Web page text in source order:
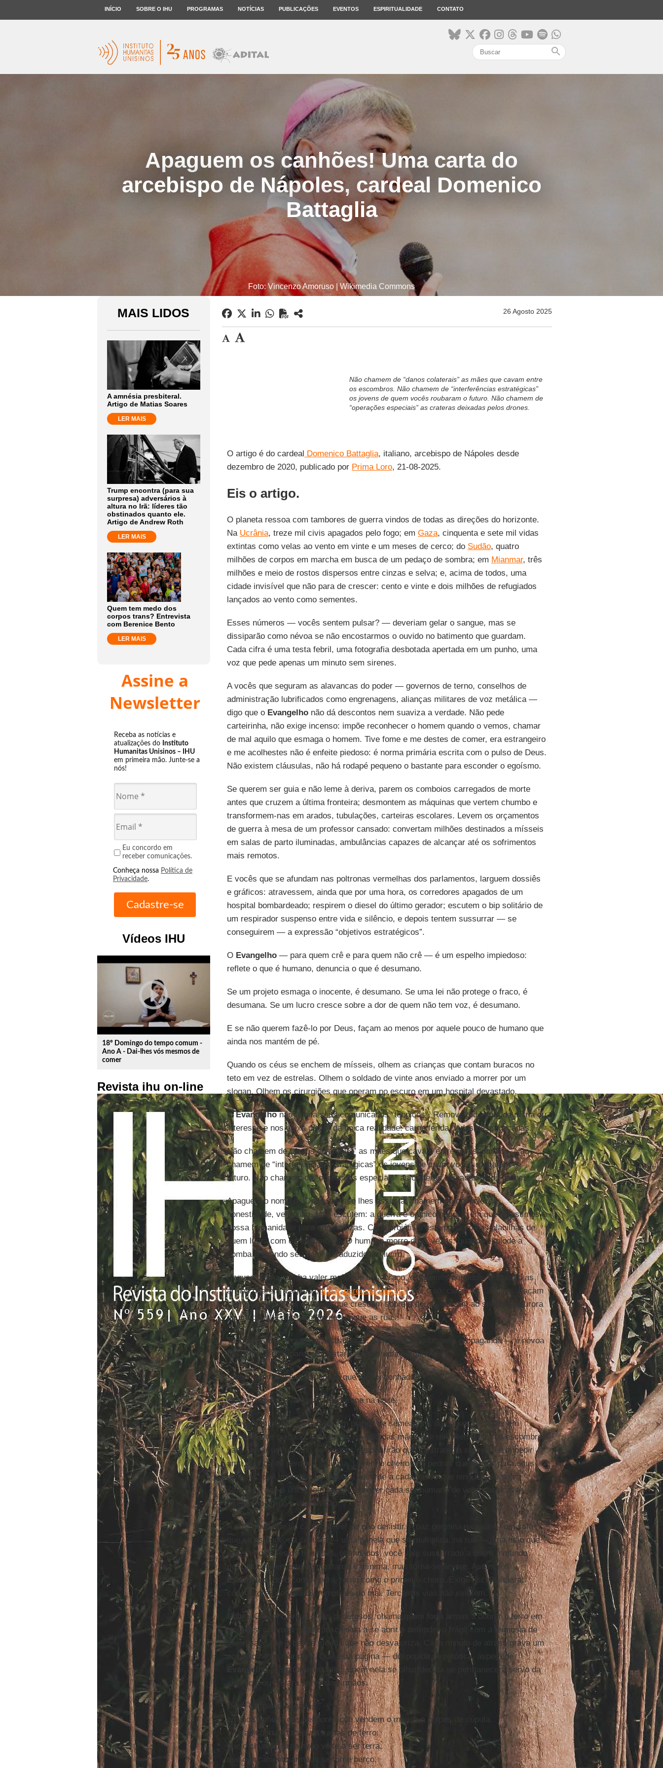
INÍCIO SOBRE O IHU PROGRAMAS NOTÍCIAS PUBLICAÇÕES EVENTOS ESPIRITUALIDADE CONTATO
search
Apaguem os canhões! Uma carta do
arcebispo de Nápoles, cardeal Domenico
Battaglia
Foto: Vincenzo Amoruso | Wikimedia Commons
MAIS LIDOS
A amnésia presbiteral.
Artigo de Matias Soares
LER MAIS
Trump encontra (para sua
surpresa) adversários à
altura no Irã: líderes tão
obstinados quanto ele.
Artigo de Andrew Roth
LER MAIS
Quem tem medo dos
corpos trans? Entrevista
com Berenice Bento
LER MAIS
Assine a
Newsletter
Receba as notícias e
atualizações do Instituto
Humanitas Unisinos – IHU
em primeira mão. Junte-se a
nós!
Eu concordo em
receber comunicações.
Conheça nossa Política de
Privacidade.
Vídeos IHU
play_circle_outline
18º Domingo do tempo comum -
Ano A - Dai-lhes vós mesmos de
comer
Revista ihu on-line
26 Agosto 2025
Não chamem de “danos colaterais” as mães que cavam entre
os escombros. Não chamem de “interferências estratégicas”
os jovens de quem vocês roubaram o futuro. Não chamem de
“operações especiais” as crateras deixadas pelos drones.
O artigo é do cardeal Domenico Battaglia, italiano, arcebispo de Nápoles desde
dezembro de 2020, publicado por Prima Loro, 21-08-2025.
Eis o artigo.
O planeta ressoa com tambores de guerra vindos de todas as direções do horizonte.
Na Ucrânia, treze mil civis apagados pelo fogo; em Gaza, cinquenta e sete mil vidas
extintas como velas ao vento em vinte e um meses de cerco; do Sudão, quatro
milhões de corpos em marcha em busca de um pedaço de sombra; em Mianmar, três
milhões e meio de rostos dispersos entre cinzas e selva; e, acima de todos, uma
cidade invisível que não para de crescer: cento e vinte e dois milhões de refugiados
lançados ao vento como sementes.
Esses números — vocês sentem pulsar? — deveriam gelar o sangue, mas se
dissiparão como névoa se não encostarmos o ouvido no batimento que guardam.
Cada cifra é uma testa febril, uma fotografia desbotada apertada em um punho, uma
voz que pede apenas um minuto sem sirenes.
A vocês que seguram as alavancas do poder — governos de terno, conselhos de
administração lubrificados como engrenagens, alianças militares de voz metálica —
digo que o Evangelhonão dá descontos nem suaviza a verdade. Não pede
carteirinha, não exige incenso: impõe reconhecer o homem quando o vemos, chamar
de mal aquilo que esmaga o homem. Tive fome e me destes de comer, era estrangeiro
e me acolhestes não é enfeite piedoso: é norma primária escrita com o pulso de Deus.
Não existem cláusulas, não há rodapé pequeno o bastante para esconder o egoísmo.
Se querem ser guia e não leme à deriva, parem os comboios carregados de morte
antes que cruzem a última fronteira; desmontem as máquinas que vertem chumbo e
transformem-nas em arados, tubulações, carteiras escolares. Levem os orçamentos
de guerra à mesa de um professor cansado: convertam milhões destinados a mísseis
em salas de parto iluminadas, ambulâncias capazes de alcançar até os sofrimentos
mais remotos.
E vocês que se afundam nas poltronas vermelhas dos parlamentos, larguem dossiês
e gráficos: atravessem, ainda que por uma hora, os corredores apagados de um
hospital bombardeado; respirem o diesel do último gerador; escutem o bip solitário de
um respirador suspenso entre vida e silêncio, e depois tentem sussurrar — se
conseguirem — a expressão “objetivos estratégicos”.
O Evangelho— para quem crê e para quem não crê — é um espelho impiedoso:
reflete o que é humano, denuncia o que é desumano.
Se um projeto esmaga o inocente, é desumano. Se uma lei não protege o fraco, é
desumana. Se um lucro cresce sobre a dor de quem não tem voz, é desumano.
E se não querem fazê-lo por Deus, façam ao menos por aquele pouco de humano que
ainda nos mantém de pé.
Quando os céus se enchem de mísseis, olhem as crianças que contam buracos no
teto em vez de estrelas. Olhem o soldado de vinte anos enviado a morrer por um
slogan. Olhem os cirurgiões que operam no escuro em um hospital devastado.
OEvangelhonão aceita seus comunicados “técnicos”. Remove toda tinta de pátria ou
interesse e nos deixa diante da única realidade: carne ferida, vidas despedaçadas.
Não chamem de “danos colaterais” as mães que cavam entre os escombros. Não
chamem de “interferências estratégicas” os jovens de quem vocês roubaram o
futuro. Não chamem de “operações especiais” as crateras deixadas pelos drones.
Apaguem o nome de Deus, se isso lhes assusta; chamem-no consciência,
honestidade, vergonha. Mas escutem: a guerra é o único negócio em que investimos
nossa humanidade para obter cinzas. Cada projétil já está previsto nas planilhas de
quem lucra com os escombros. O humano morre duas vezes: quando explode a
bomba e quando seu valor é traduzido em lucro.
Enquanto uma bomba valer mais que um abraço, estaremos perdidos. Enquanto as
armas ditarem a agenda,a paz parecerá loucura. Por isso, calem os canhões. Façam
silenciar os índices da bolsa que crescem sobre a dor. Devolvam ao silêncio a aurora
de um dia que não manche de sangue as ruas.
Todo o resto — fronteiras, estratégias, bandeiras infladas pela propaganda — é névoa
destinada a desaparecer. Restará apenas uma pergunta:
“Salvei ou matei a humanidade que me foi confiada?”
Que a resposta não seja outra sirene na noite.
Convertam planos de batalha em planos de semeadura, discursos de poder em
discursos de cuidado. Sentem-se ao lado das mães que remexem entre os escombros
para salvar um ursinho de pelúcia: descobrirão que a estratégia suprema é impedir
uma criança de perder a infância. Levem o cheiro das pedras queimadas para seus
palácios: que impregne os tapetes, recorde a cada passo que ninguém se salva
sozinho e que a única rota segura é trazer cada ser humano de volta para casa
íntegro no corpo e no coração.
A nós, povo que lê, cabe o dever de não desistir. A paz germina na sala — um sofá
que se estende; na cozinha — uma panela que se multiplica; na rua — uma mão que
se estende. Gestos humildes, obstinados: você vale sussurrado a quem o mundo
descarta. A semente de mostarda é mínima, mas torna-se árvore. Assim é o
Evangelho : duro como pedra, terno como o primeiro choro. Exige escolha clara:
construtores de vida ou cúmplices do mal. Terceiras vias não existem.
Dobra, Cristo, o orgulho dos poderosos, chama quem forja armas a dobrar o ferro em
enxadas, convoca cada consciência a se abrir e defender o frágil com a teimosia de
quem sabe que o bem é moeda que não desvaloriza. Cada minuto de atraso grava um
novo nome no mármore. Que esta página — despojada de retórica, áspera de
Evangelho— se torne espelho: quem nela se olhar decida se permanecerá servo da
violência ou se fará servo dos irmãos.
Deus do fôlego negado,
arranca a mesa dos senhores que vendem o mundo a golpes de cúpula.
Vira ao contrário as suas cartas de ferro:
que o chumbo espalhado volte a ser terra,
que o orçamento armado se torne berço.